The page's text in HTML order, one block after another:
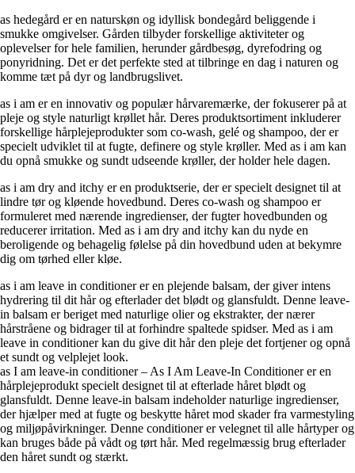
as hedegård er en naturskøn og idyllisk bondegård beliggende i
smukke omgivelser. Gården tilbyder forskellige aktiviteter og
oplevelser for hele familien, herunder gårdbesøg, dyrefodring og
ponyridning. Det er det perfekte sted at tilbringe en dag i naturen og
komme tæt på dyr og landbrugslivet.
as i am er en innovativ og populær hårvaremærke, der fokuserer på at
pleje og style naturligt krøllet hår. Deres produktsortiment inkluderer
forskellige hårplejeprodukter som co-wash, gelé og shampoo, der er
specielt udviklet til at fugte, definere og style krøller. Med as i am kan
du opnå smukke og sundt udseende krøller, der holder hele dagen.
as i am dry and itchy er en produktserie, der er specielt designet til at
lindre tør og kløende hovedbund. Deres co-wash og shampoo er
formuleret med nærende ingredienser, der fugter hovedbunden og
reducerer irritation. Med as i am dry and itchy kan du nyde en
beroligende og behagelig følelse på din hovedbund uden at bekymre
dig om tørhed eller kløe.
as i am leave in conditioner er en plejende balsam, der giver intens
hydrering til dit hår og efterlader det blødt og glansfuldt. Denne leave-
in balsam er beriget med naturlige olier og ekstrakter, der nærer
hårstråene og bidrager til at forhindre spaltede spidser. Med as i am
leave in conditioner kan du give dit hår den pleje det fortjener og opnå
et sundt og velplejet look.
as I am leave-in conditioner – As I Am Leave-In Conditioner er en
hårplejeprodukt specielt designet til at efterlade håret blødt og
glansfuldt. Denne leave-in balsam indeholder naturlige ingredienser,
der hjælper med at fugte og beskytte håret mod skader fra varmestyling
og miljøpåvirkninger. Denne conditioner er velegnet til alle hårtyper og
kan bruges både på vådt og tørt hår. Med regelmæssig brug efterlader
den håret sundt og stærkt.